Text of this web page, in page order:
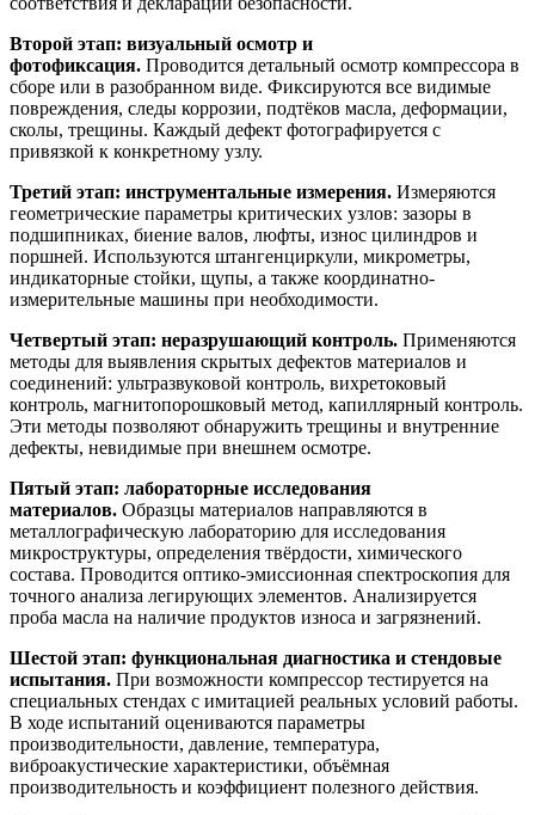
Второй этап: визуальный осмотр и
фотофиксация. Проводится детальный осмотр компрессора в
сборе или в разобранном виде. Фиксируются все видимые
повреждения, следы коррозии, подтёков масла, деформации,
сколы, трещины. Каждый дефект фотографируется с
привязкой к конкретному узлу.
Третий этап: инструментальные измерения. Измеряются
геометрические параметры критических узлов: зазоры в
подшипниках, биение валов, люфты, износ цилиндров и
поршней. Используются штангенциркули, микрометры,
индикаторные стойки, щупы, а также координатно-
измерительные машины при необходимости.
Четвертый этап: неразрушающий контроль. Применяются
методы для выявления скрытых дефектов материалов и
соединений: ультразвуковой контроль, вихретоковый
контроль, магнитопорошковый метод, капиллярный контроль.
Эти методы позволяют обнаружить трещины и внутренние
дефекты, невидимые при внешнем осмотре.
Пятый этап: лабораторные исследования
материалов. Образцы материалов направляются в
металлографическую лабораторию для исследования
микроструктуры, определения твёрдости, химического
состава. Проводится оптико-эмиссионная спектроскопия для
точного анализа легирующих элементов. Анализируется
проба масла на наличие продуктов износа и загрязнений.
Шестой этап: функциональная диагностика и стендовые
испытания. При возможности компрессор тестируется на
специальных стендах с имитацией реальных условий работы.
В ходе испытаний оцениваются параметры
производительности, давление, температура,
виброакустические характеристики, объёмная
производительность и коэффициент полезного действия.